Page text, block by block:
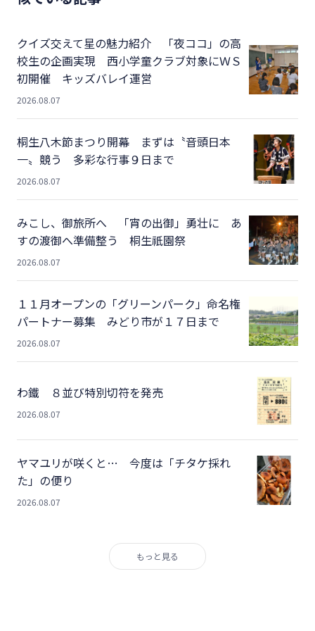
クイズ交えて星の魅力紹介 「夜ココ」の高
校生の企画実現 西小学童クラブ対象にＷＳ
初開催 キッズバレイ運営
2026.08.07
桐生八木節まつり開幕 まずは〝音頭日本
一〟競う 多彩な行事９日まで
2026.08.07
みこし、御旅所へ 「宵の出御」勇壮に あ
すの渡御へ準備整う 桐生祇園祭
2026.08.07
１１月オープンの「グリーンパーク」命名権
パートナー募集 みどり市が１７日まで
2026.08.07
わ鐵 ８並び特別切符を発売
2026.08.07
ヤマユリが咲くと… 今度は「チタケ採れ
た」の便り
2026.08.07
もっと見る